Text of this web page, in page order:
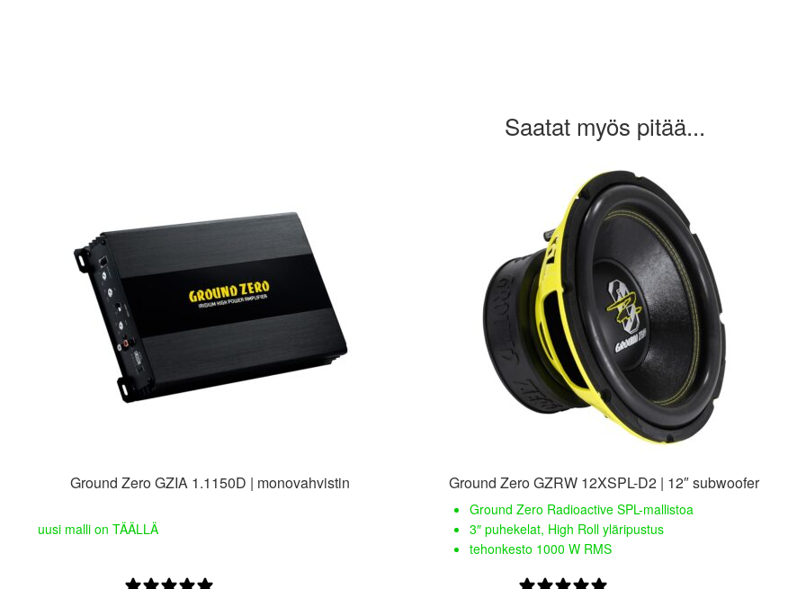
Saatat myös pitää...
Ground Zero GZIA 1.1150D | monovahvistin
uusi malli on TÄÄLLÄ
Ground Zero GZRW 12XSPL-D2 | 12″ subwoofer
Ground Zero Radioactive SPL-mallistoa
3″ puhekelat, High Roll yläripustus
tehonkesto 1000 W RMS